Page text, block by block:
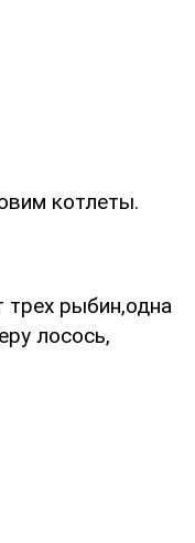
котлеты.
трех рыбин,одна
лосось,